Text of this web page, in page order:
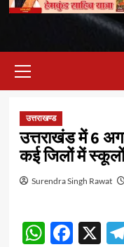
Menu
उत्तराखण्ड
उत्तराखंड में 6
कई जिलों में
Surendra Singh Rawat
X